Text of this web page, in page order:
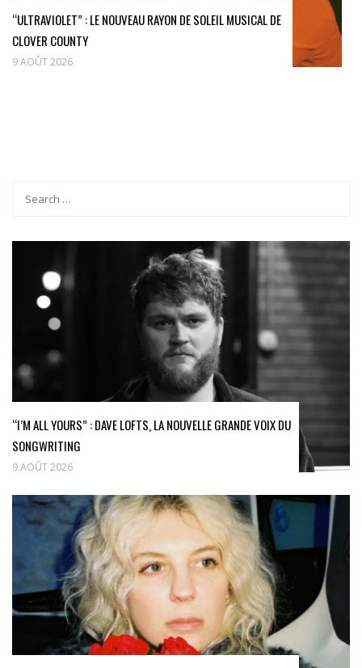
“ULTRAVIOLET” : LE NOUVEAU RAYON DE SOLEIL MUSICAL DE
CLOVER COUNTY
9 AOÛT 2026
“I’M ALL YOURS” : DAVE LOFTS, LA NOUVELLE GRANDE VOIX DU
SONGWRITING
9 AOÛT 2026